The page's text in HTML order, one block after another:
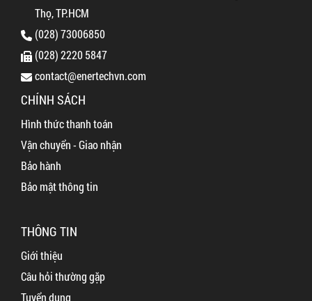
Thọ, TP.HCM
(028) 73006850
(028) 2220 5847
contact@enertechvn.com
CHÍNH SÁCH
Hình thức thanh toán
Vận chuyển - Giao nhận
Bảo hành
Bảo mật thông tin
THÔNG TIN
Giới thiệu
Câu hỏi thường gặp
Tuyển dụng